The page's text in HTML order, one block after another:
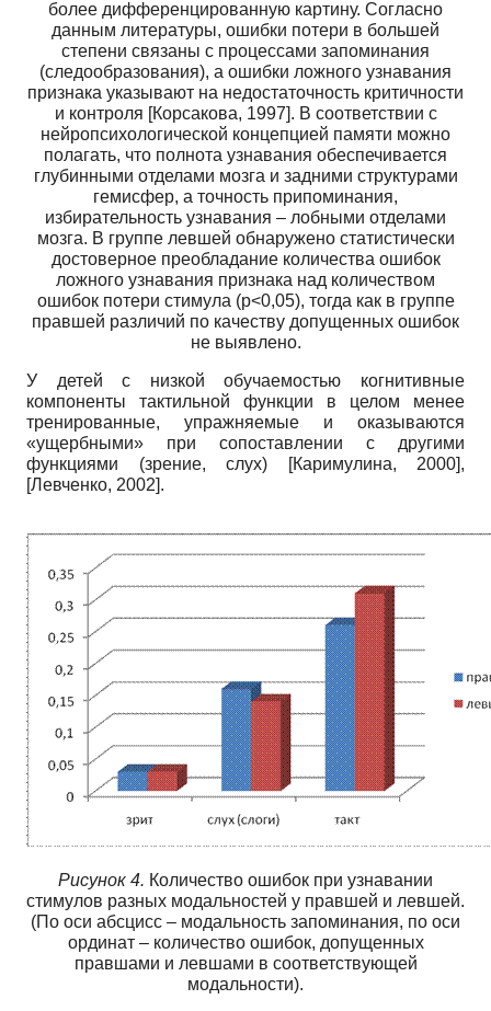
более дифференцированную картину. Согласно
данным литературы, ошибки потери в большей
степени связаны с процессами запоминания
(следообразования), а ошибки ложного узнавания
признака указывают на недостаточность критичности
и контроля [Корсакова, 1997]. В соответствии с
нейропсихологической концепцией памяти можно
полагать, что полнота узнавания обеспечивается
глубинными отделами мозга и задними структурами
гемисфер, а точность припоминания,
избирательность узнавания – лобными отделами
мозга. В группе левшей обнаружено статистически
достоверное преобладание количества ошибок
ложного узнавания признака над количеством
ошибок потери стимула (p<0,05), тогда как в группе
правшей различий по качеству допущенных ошибок
не выявлено.
У детей с низкой обучаемостью когнитивные
компоненты тактильной функции в целом менее
тренированные, упражняемые и оказываются
«ущербными» при сопоставлении с другими
функциями (зрение, слух)
[Каримулина, 2000],
[Левченко, 2002].
Рисунок 4. Количество ошибок при узнавании
стимулов разных модальностей у правшей и левшей.
(По оси абсцисс – модальность запоминания, по оси
ординат – количество ошибок, допущенных
правшами и левшами в соответствующей
модальности).